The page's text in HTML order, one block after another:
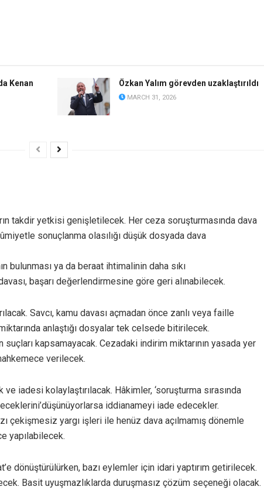
Kenan
Özkan Yalım görevden uzaklaştırıldı
MARCH 31, 2026
takdir yetkisi genişletilecek. Her ceza soruşturmasında dava
sonuçlanma olasılığı düşük dosyada dava
bulunması ya da beraat ihtimalinin daha sıkı
başarı değerlendirmesine göre geri alınabilecek.
Savcı, kamu davası açmadan önce zanlı veya faille
anlaştığı dosyalar tek celsede bitirilecek.
suçları kapsamayacak. Cezadaki indirim miktarının yasada yer
verilecek.
iadesi kolaylaştırılacak. Hâkimler, ‘soruşturma sırasında
iddianameyi iade edecekler.
çekişmesiz yargı işleri ile henüz dava açılmamış dönemle
yapılabilecek.
dönüştürülürken, bazı eylemler için idari yaptırım getirilecek.
Basit uyuşmazlıklarda duruşmasız çözüm seçeneği olacak.